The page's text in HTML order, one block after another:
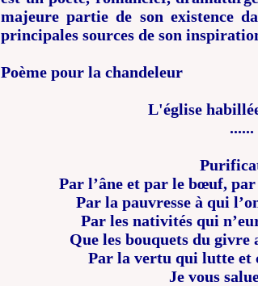
majeure partie de son existence
principales sources de son
Poème pour la chandeleur
L'église
......
Par l’âne et par le bœuf,
Par la pauvresse à qui
Par les nativités qui
Que les bouquets du givre
Par la vertu qui lutte et
Je vous